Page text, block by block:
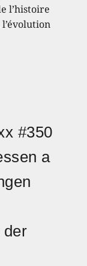
l’histoire
#350
a
der